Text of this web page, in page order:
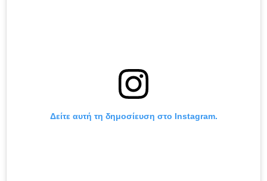
Δείτε αυτή τη δημοσίευση στο Instagram.